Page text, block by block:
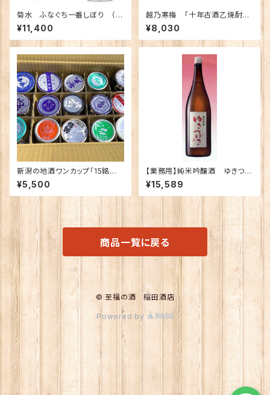
菊水 ふなぐち一番しぼり （３
０本入り）
¥11,400
越乃寒梅 「十年古酒乙焼酎」
【限定】
¥8,030
新潟の地酒ワンカップ「15銘柄」
飲み比べ
¥5,500
【業務用】純米吟醸酒 ゆきつば
き （1800ｍｌ×6本）【送料無
料】
¥15,589
商品一覧に戻る
© 至福の酒 稲田酒店
Powered by